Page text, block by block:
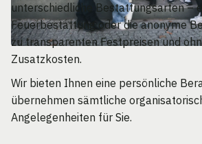
unterschiedliche Bestattungsarten –
Feuerbestattung oder die anonyme
zu transparenten Festpreisen und
Zusatzkosten.
Wir bieten Ihnen eine persönliche
übernehmen sämtliche
Angelegenheiten für Sie.